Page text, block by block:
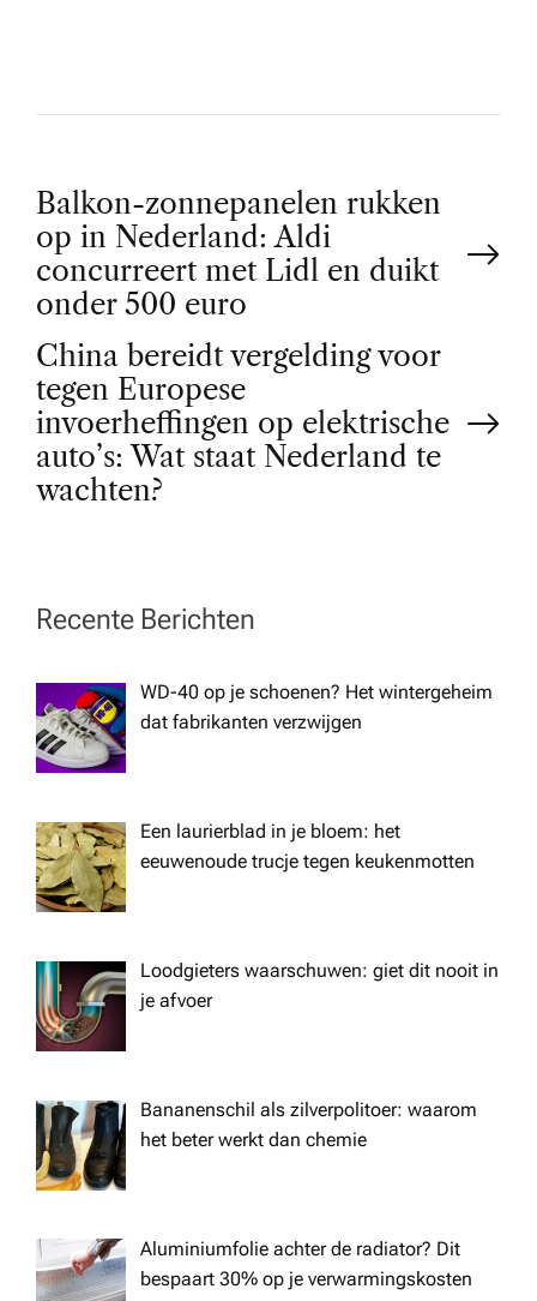
P
o
s
t
n
v
g
a
t
i
o
n
Balkon-zonnepanelen rukken
op in Nederland: Aldi
concurreert met Lidl en duikt
onder 500 euro
China bereidt vergelding voor
tegen Europese
invoerheffingen op elektrische
auto’s: Wat staat Nederland te
wachten?
Recente Berichten
WD-40 op je schoenen? Het wintergeheim
dat fabrikanten verzwijgen
Een laurierblad in je bloem: het
eeuwenoude trucje tegen keukenmotten
Loodgieters waarschuwen: giet dit nooit in
je afvoer
Bananenschil als zilverpolitoer: waarom
het beter werkt dan chemie
Aluminiumfolie achter de radiator? Dit
bespaart 30% op je verwarmingskosten